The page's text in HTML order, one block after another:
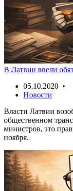
В Латвии ввели
05.10.2020 •
Новости
Власти Латвии
общественном
министров, это
ноября.